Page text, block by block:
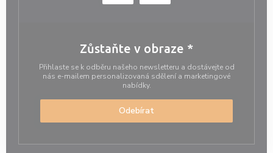
Zůstaňte v obraze *
Přihlaste se k odběru našeho newsletteru a dostávejte od
nás e-mailem personalizovaná sdělení a marketingové
nabídky.
Odebírat